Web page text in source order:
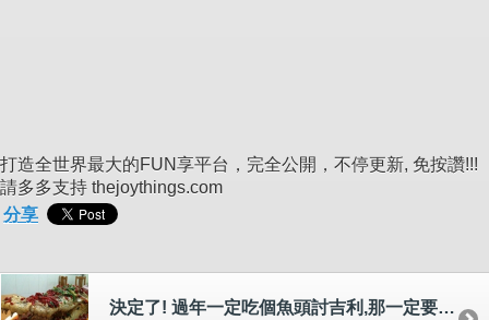
打造全世界最大的FUN享平台，完全公開，不停更新, 免按讚!!!
請多多支持 thejoythings.com
分享
決定了! 過年一定吃個魚頭討吉利,那一定要挑隻頭大的.....